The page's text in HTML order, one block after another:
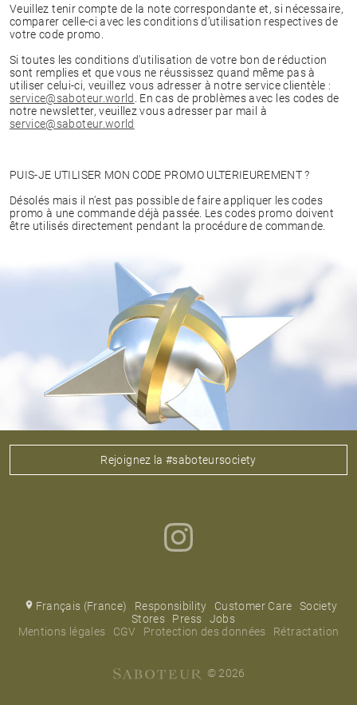
Veuillez tenir compte de la note correspondante et, si nécessaire,
comparer celle-ci avec les conditions d’utilisation respectives de
votre code promo.
Si toutes les conditions d'utilisation de votre bon de réduction
sont remplies et que vous ne réussissez quand même pas à
utiliser celui-ci, veuillez vous adresser à notre service clientèle :
service@saboteur.world
. En cas de problèmes avec les codes de
notre newsletter, veuillez vous adresser par mail à
service@saboteur.world
PUIS-JE UTILISER MON CODE PROMO ULTERIEUREMENT ?
Désolés mais il n'est pas possible de faire appliquer les codes
promo à une commande déjà passée. Les codes promo doivent
être utilisés directement pendant la procédure de commande.
Rejoignez la #saboteursociety
Français (France) Responsibility Customer Care
Society
Stores
Press
Jobs
Mentions légales
CGV Protection des données Rétractation
© 2026